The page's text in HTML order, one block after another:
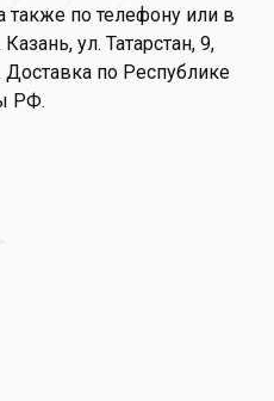
также по телефону или в
ул. Татарстан, 9,
по Республике
РФ.